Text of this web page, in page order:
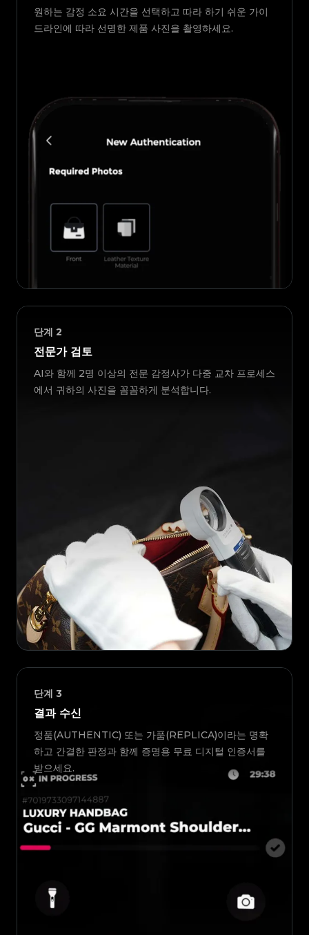
원하는 감정 소요 시간을 선택하고 따라 하기 쉬운 가이
드라인에 따라 선명한 제품 사진을 촬영하세요.
단계 2
전문가 검토
AI와 함께 2명 이상의 전문 감정사가 다중 교차 프로세스
에서 귀하의 사진을 꼼꼼하게 분석합니다.
단계 3
결과 수신
정품(AUTHENTIC) 또는 가품(REPLICA)이라는 명확
하고 간결한 판정과 함께 증명용 무료 디지털 인증서를
받으세요.